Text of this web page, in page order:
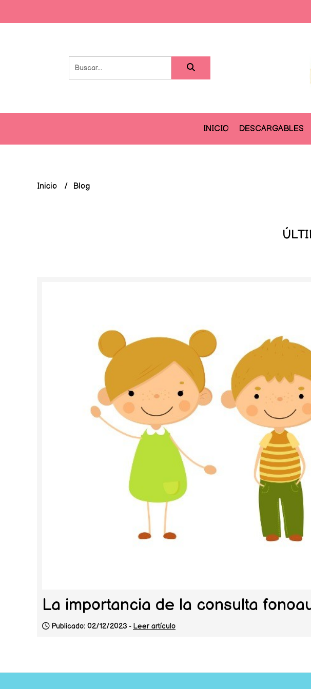
INICIO DESCARGABLES
Inicio Blog
La importancia de la consulta
Publicado: 02/12/2023 - Leer artículo